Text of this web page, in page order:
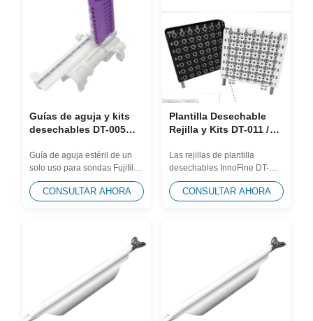
Guías de aguja y kits
desechables DT-005
UST-672-5/7.5, UST-678
Guía de aguja estéril de un
solo uso para sondas Fujifilm
UST-672-5/7.5, UST-678.
Diseñado para...
CONSULTAR AHORA
Plantilla Desechable
Rejilla y Kits DT-011 /
para AccuCare, BK
Medical, EXSOTEC
Stepper
Las rejillas de plantilla
desechables InnoFine DT-
011/012 están diseñadas a
medida para los...
CONSULTAR AHORA